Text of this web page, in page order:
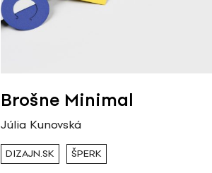
Brošne Minimal
Júlia Kunovská
DIZAJN.SK ŠPERK